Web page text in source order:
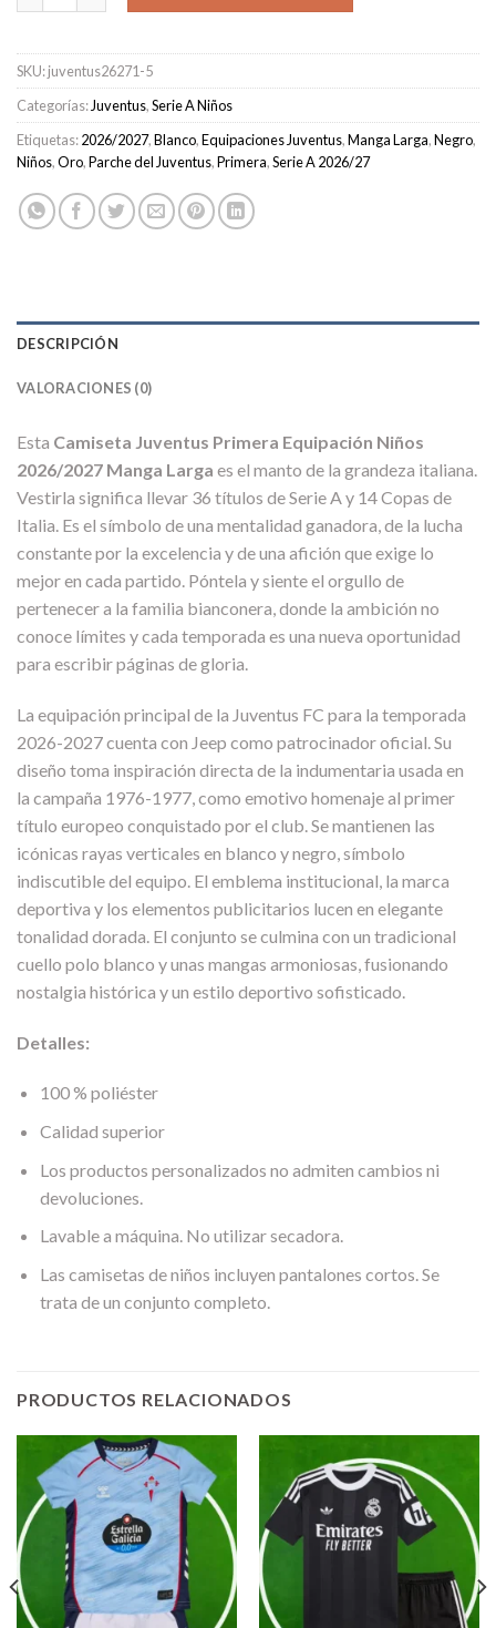
SKU:juventus26271-5
Categorías: Juventus,Serie A Niños
Etiquetas:2026/2027,Blanco,Equipaciones Juventus,Manga Larga,Negro,
Niños,Oro,Parche del Juventus,Primera,Serie A 2026/27
DESCRIPCIÓN
VALORACIONES (0)
Esta Camiseta Juventus Primera Equipación Niños
2026/2027 Manga Larga es el manto de la grandeza italiana.
Vestirla significa llevar 36 títulos de Serie A y 14 Copas de
Italia. Es el símbolo de una mentalidad ganadora, de la lucha
constante por la excelencia y de una afición que exige lo
mejor en cada partido. Póntela y siente el orgullo de
pertenecer a la familia bianconera, donde la ambición no
conoce límites y cada temporada es una nueva oportunidad
para escribir páginas de gloria.
La equipación principal de la Juventus FC para la temporada
2026-2027 cuenta con Jeep como patrocinador oficial. Su
diseño toma inspiración directa de la indumentaria usada en
la campaña 1976-1977, como emotivo homenaje al primer
título europeo conquistado por el club. Se mantienen las
icónicas rayas verticales en blanco y negro, símbolo
indiscutible del equipo. El emblema institucional, la marca
deportiva y los elementos publicitarios lucen en elegante
tonalidad dorada. El conjunto se culmina con un tradicional
cuello polo blanco y unas mangas armoniosas, fusionando
nostalgia histórica y un estilo deportivo sofisticado.
Detalles:
100 % poliéster
Calidad superior
Los productos personalizados no admiten cambios ni
devoluciones.
Lavable a máquina. No utilizar secadora.
Las camisetas de niños incluyen pantalones cortos. Se
trata de un conjunto completo.
PRODUCTOS RELACIONADOS